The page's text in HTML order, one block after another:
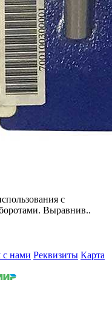
с
Выравнив..
с нами Реквизиты Карта